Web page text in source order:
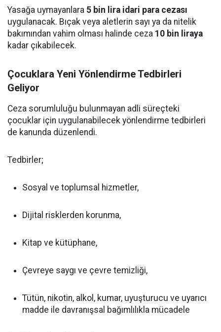
Yasağa uymayanlara 5 bin lira idari para cezası
uygulanacak. Bıçak veya aletlerin sayı ya da nitelik
bakımından vahim olması halinde ceza 10 bin liraya
kadar çıkabilecek.
Çocuklara Yeni Yönlendirme Tedbirleri
Geliyor
Ceza sorumluluğu bulunmayan adli süreçteki
çocuklar için uygulanabilecek yönlendirme tedbirleri
de kanunda düzenlendi.
Tedbirler;
Sosyal ve toplumsal hizmetler,
Dijital risklerden korunma,
Kitap ve kütüphane,
Çevreye saygı ve çevre temizliği,
Tütün, nikotin, alkol, kumar, uyuşturucu ve uyarıcı
madde ile davranışsal bağımlılıkla mücadele